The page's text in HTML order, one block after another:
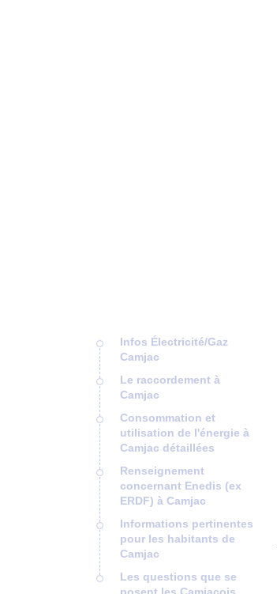
Infos Électricité/Gaz
Camjac
Le raccordement à
Camjac
Consommation et
utilisation de l'énergie à
Camjac détaillées
Renseignement
concernant Enedis (ex
ERDF) à Camjac
Informations pertinentes
pour les habitants de
Camjac
Les questions que se